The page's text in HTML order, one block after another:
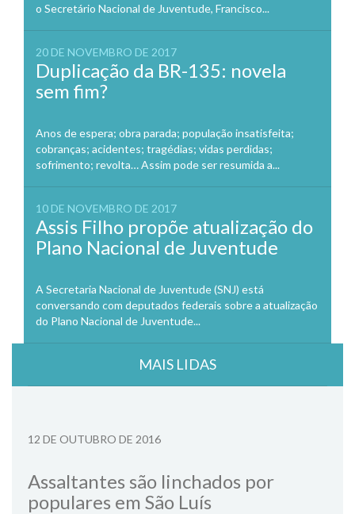
o Secretário Nacional de Juventude, Francisco...
20 DE NOVEMBRO DE 2017
Duplicação da BR-135: novela
sem fim?
Anos de espera; obra parada; população insatisfeita;
cobranças; acidentes; tragédias; vidas perdidas;
sofrimento; revolta… Assim pode ser resumida a...
10 DE NOVEMBRO DE 2017
Assis Filho propõe atualização do
Plano Nacional de Juventude
A Secretaria Nacional de Juventude (SNJ) está
conversando com deputados federais sobre a atualização
do Plano Nacional de Juventude...
MAIS LIDAS
12 DE OUTUBRO DE 2016
Assaltantes são linchados por
populares em São Luís